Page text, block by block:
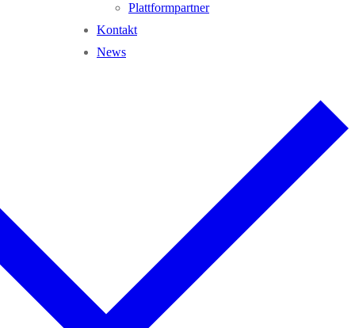
Plattformpartner
Kontakt
News